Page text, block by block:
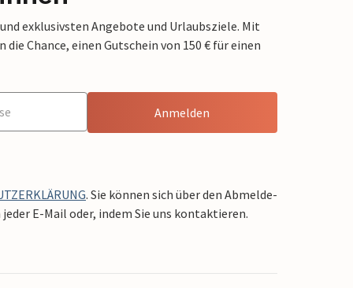
exklusivsten Angebote und Urlaubsziele. Mit
Chance, einen Gutschein von 150 € für einen
Anmelden
. Sie können sich über den Abmelde-
E-Mail oder, indem Sie uns kontaktieren.